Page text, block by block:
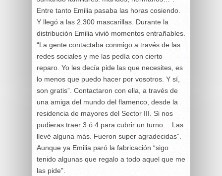
Entre tanto Emilia pasaba las horas cosiendo.
Y llegó a las 2.300 mascarillas. Durante la
distribución Emilia vivió momentos entrañables.
“La gente contactaba conmigo a través de las
redes sociales y me las pedía con cierto
reparo. Yo les decía pide las que necesites, es
lo menos que puedo hacer por vosotros. Y sí,
son gratis”. Contactaron con ella, a través de
una amiga del mundo del flamenco, desde la
residencia de mayores del Sector III. Si nos
pudieras traer 3 ó 4 para cubrir un turno… Las
llevé alguna más. Fueron super agradecidas”.
Aunque ya Emilia paró la fabricación “sigo
tenido algunas que regalo a todo aquel que me
las pide”.